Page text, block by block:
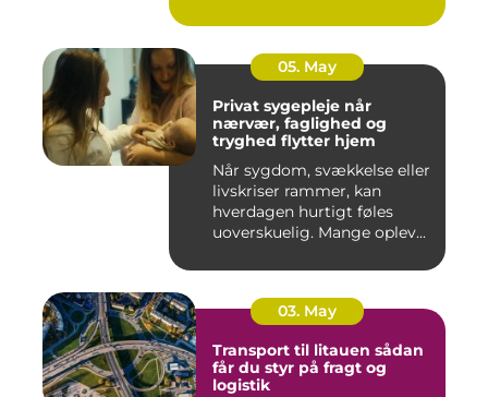
05. May
Privat sygepleje når
nærvær, faglighed og
tryghed flytter hjem
Når sygdom, svækkelse eller
livskriser rammer, kan
hverdagen hurtigt føles
uoverskuelig. Mange oplev...
03. May
Transport til litauen sådan
får du styr på fragt og
logistik